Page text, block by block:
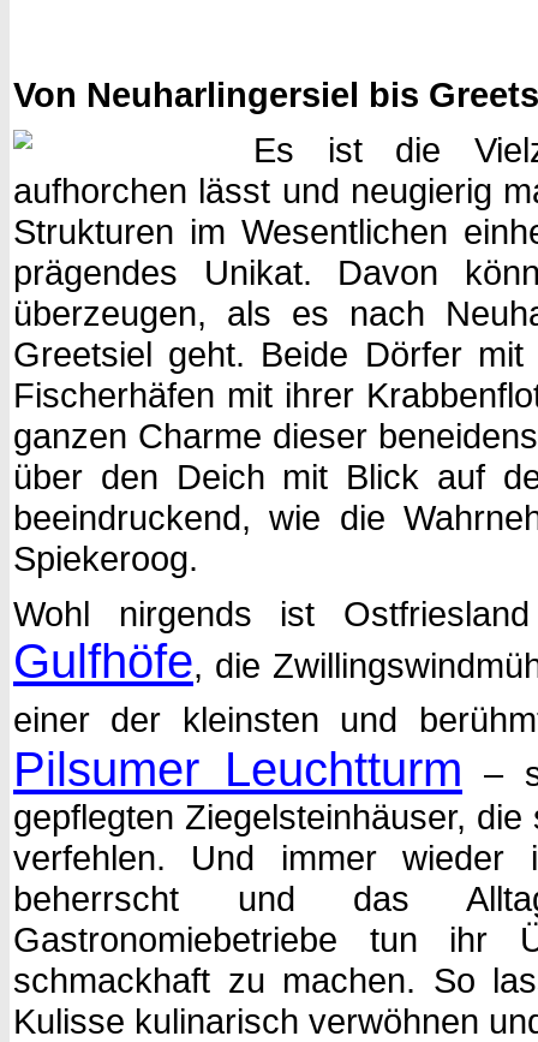
Von Neuharlingersiel bis
Es ist die
aufhorchen lässt und neugierig
Strukturen im Wesentlichen
prägendes Unikat. Davon
überzeugen, als es nach
Greetsiel geht. Beide Dörfer
Fischerhäfen mit ihrer
ganzen Charme dieser
über den Deich mit Blick auf
beeindruckend, wie die
Spiekeroog.
Wohl nirgends ist
Gulfhöfe, die
einer der kleinsten und
Pilsumer Leuchtturm –
gepflegten Ziegelsteinhäuser,
verfehlen. Und immer
beherrscht und das
Gastronomiebetriebe tun
schmackhaft zu machen. So
Kulisse kulinarisch verwöhnen